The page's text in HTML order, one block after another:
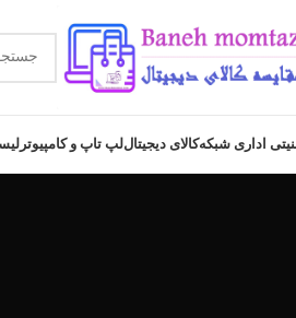
اداری شبکهکالای دیجیتاللپ تاپ و کامپیوتر